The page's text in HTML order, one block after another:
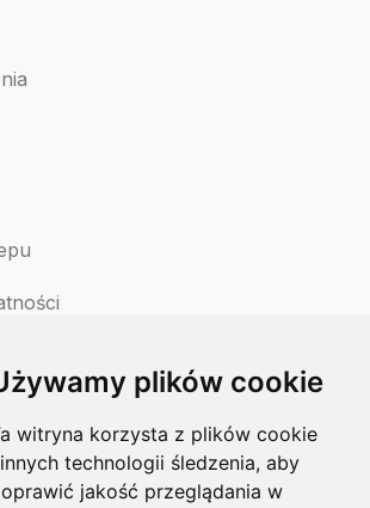
plików cookie
witryna korzysta z plików cookie
technologii śledzenia, aby
jakość przeglądania w
Nożyczki chirurgiczne 14 cm proste O/O